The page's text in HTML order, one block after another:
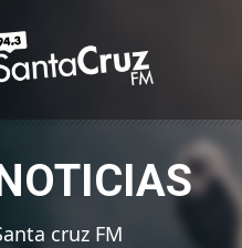
cruz FM